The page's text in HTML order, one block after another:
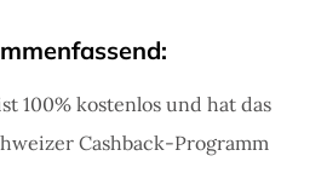
100% kostenlos und hat das
Cashback-Programm